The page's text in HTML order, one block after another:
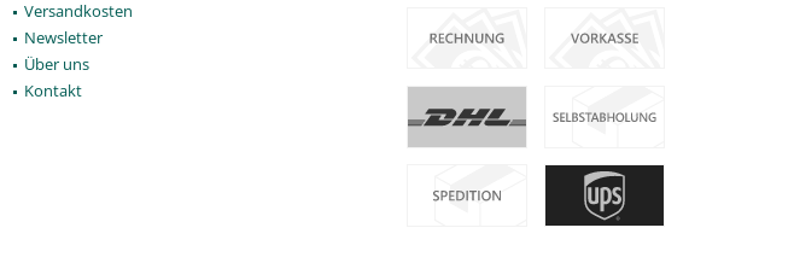
Versandkosten
Newsletter
Über uns
Kontakt